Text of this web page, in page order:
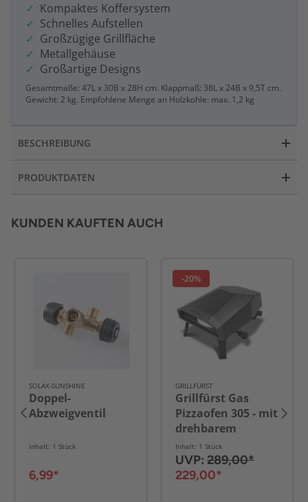
Kompaktes Koffersystem
Schnelles Aufstellen
Großzügige Grillfläche
Metallgehäuse
Großartige Designs
Gesamtmaße: 47L x 30B x 28H cm. Klappmaß: 38L x 24B x 9,5T cm.
Gewicht: 2 kg. Empfohlene Menge an Holzkohle: max. 1,2 kg
BESCHREIBUNG
PRODUKTDATEN
KUNDEN KAUFTEN AUCH
SOLAX-SUNSHINE
Doppel-
Abzweigventil
Inhalt: 1 Stück
6,99*
-20%
GRILLFÜRST
Grillfürst Gas
Pizzaofen 305 - mit
drehbarem
Pizzastein
Inhalt: 1 Stück
UVP: 289,00*
229,00*